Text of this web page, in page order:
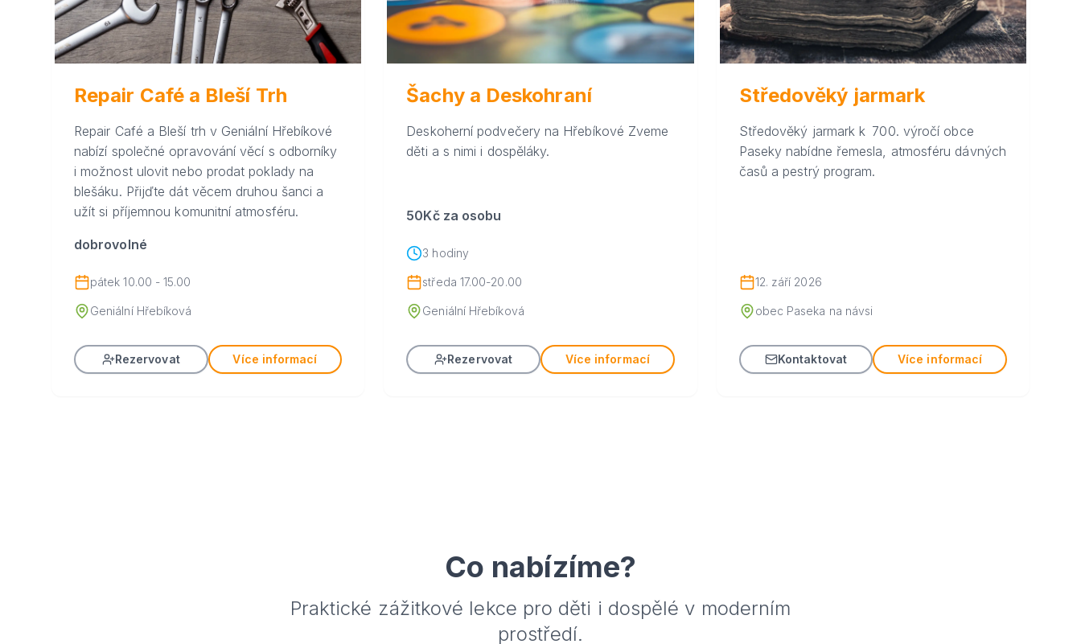
Repair Café a Bleší Trh
Repair Café a Bleší trh v Geniální Hřebíkové
nabízí společné opravování věcí s odborníky
i možnost ulovit nebo prodat poklady na
blešáku. Přijďte dát věcem druhou šanci a
užít si příjemnou komunitní atmosféru.
dobrovolné
pátek 10.00 - 15.00
Geniální Hřebíková
Rezervovat Více informací
Šachy a Deskohraní
Deskoherní podvečery na Hřebíkové Zveme
děti a s nimi i dospěláky.
50Kč za osobu
3 hodiny
středa 17.00-20.00
Geniální Hřebíková
Rezervovat Více informací
Středověký jarmark
Středověký jarmark k 700. výročí obce
Paseky nabídne řemesla, atmosféru dávných
časů a pestrý program.
12. září 2026
obec Paseka na návsi
Kontaktovat Více informací
Co nabízíme?
Praktické zážitkové lekce pro děti i dospělé v moderním
prostředí.